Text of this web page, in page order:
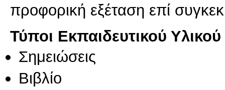
προφορική εξέταση επί
Τύποι Εκπαιδευτικού Υλικού
Σημειώσεις
Βιβλίο